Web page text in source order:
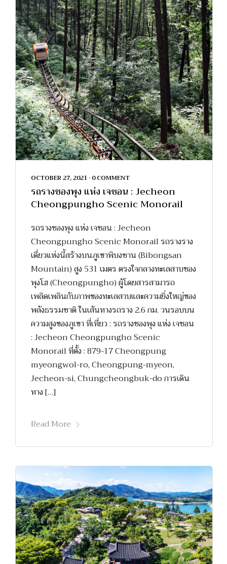
OCTOBER 27, 2021 • 0 COMMENT
รถรางชองพุง แห่ง เจชอน : Jecheon
Cheongpungho Scenic Monorail
รถรางชองพุง แห่ง เจชอน : Jecheon
Cheongpungho Scenic Monorail รถรางราง
เดี่ยวแห่งนี้สร้างบนภูเขาพิบงซาน (Bibongsan
Mountain) สูง 531 เมตร ตรงใจกลางทะเลสาบชอง
พุงโฮ (Cheongpungho) ผู้โดยสารสามารถ
เพลิดเพลินกับภาพของทะเลสาบและความยิ่งใหญ่ของ
พลังธรรมชาติ ในเส้นทางรถราง 2.6 กม. วนรอบบน
ความสูงของภูเขา ที่เที่ยว : รถรางชองพุง แห่ง เจชอน
: Jecheon Cheongpungho Scenic
Monorail ที่ตั้ง : 879-17 Cheongpung
myeongwol-ro, Cheongpung-myeon,
Jecheon-si, Chungcheongbuk-do การเดิน
ทาง […]
Read More